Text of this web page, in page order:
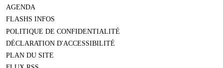
AGENDA
FLASHS INFOS
POLITIQUE DE CONFIDENTIALITÉ
DÉCLARATION D'ACCESSIBILITÉ
PLAN DU SITE